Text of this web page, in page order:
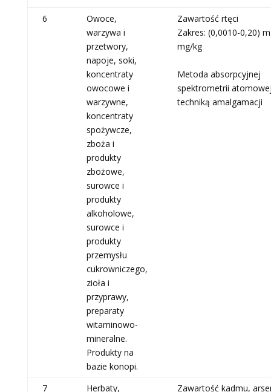
6
Owoce,
warzywa i
przetwory,
napoje, soki,
koncentraty
owocowe i
warzywne,
koncentraty
spożywcze,
zboża i
produkty
zbożowe,
surowce i
produkty
alkoholowe,
surowce i
produkty
przemysłu
cukrowniczego,
zioła i
przyprawy,
preparaty
witaminowo-
mineralne.
Produkty na
bazie konopi.
Zawartość rtęci
Zakres: (0,0010-0,20)
mg/kg
Metoda absorpcyjnej
spektrometrii
techniką amalgamacji
7
Herbaty,
Zawartość kadmu,